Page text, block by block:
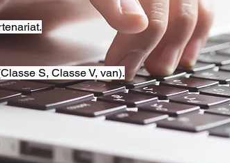
S, Classe V, van).